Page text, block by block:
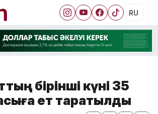
RU
бірінші күні 35
ет таратылды